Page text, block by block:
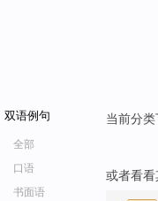
双语例句
全部
口语
书面语
当前分
或者看看